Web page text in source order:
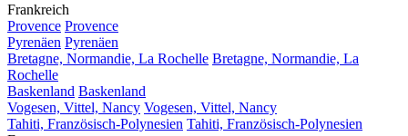
Frankreich
Provence Provence
Pyrenäen Pyrenäen
Bretagne, Normandie, La Rochelle Bretagne, Normandie, La
Rochelle
Baskenland Baskenland
Vogesen, Vittel, Nancy Vogesen, Vittel, Nancy
Tahiti, Französisch-Polynesien Tahiti, Französisch-Polynesien